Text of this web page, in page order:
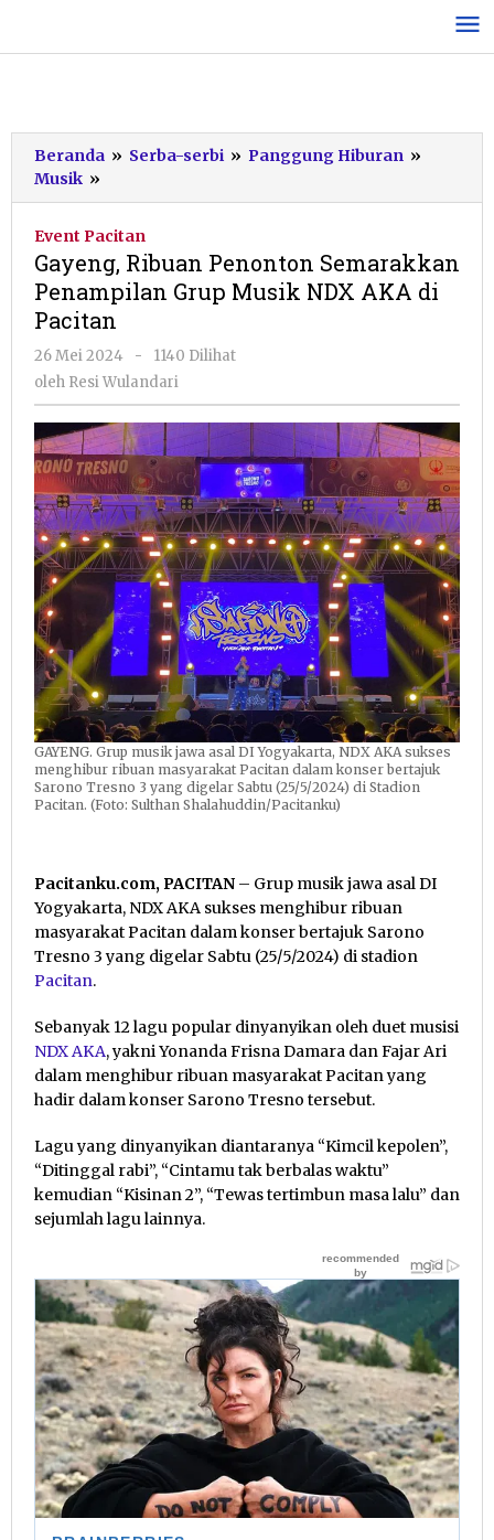
konten
Beranda » Serba-serbi » Panggung Hiburan »
Musik »
Ribuan
Semarakkan
Penampilan
Grup
Musik
AKA
di
Pacitan
Event Pacitan
Gayeng, Ribuan Penonton Semarakkan
Penampilan Grup Musik NDX AKA di
Pacitan
26 Mei 2024
oleh
Resi
-
1140 Dilihat
oleh Resi Wulandari
GAYENG. Grup musik jawa asal DI Yogyakarta, NDX AKA sukses
menghibur ribuan masyarakat Pacitan dalam konser bertajuk
Sarono Tresno 3 yang digelar Sabtu (25/5/2024) di Stadion
Pacitan. (Foto: Sulthan Shalahuddin/Pacitanku)
Pacitanku.com, PACITAN – Grup musik jawa asal DI
Yogyakarta, NDX AKA sukses menghibur ribuan
masyarakat Pacitan dalam konser bertajuk Sarono
Tresno 3 yang digelar Sabtu (25/5/2024) di stadion
Pacitan.
Sebanyak 12 lagu popular dinyanyikan oleh duet musisi
NDX AKA, yakni Yonanda Frisna Damara dan Fajar Ari
dalam menghibur ribuan masyarakat Pacitan yang
hadir dalam konser Sarono Tresno tersebut.
Lagu yang dinyanyikan diantaranya “Kimcil kepolen”,
“Ditinggal rabi”, “Cintamu tak berbalas waktu”
kemudian “Kisinan 2”, “Tewas tertimbun masa lalu” dan
sejumlah lagu lainnya.